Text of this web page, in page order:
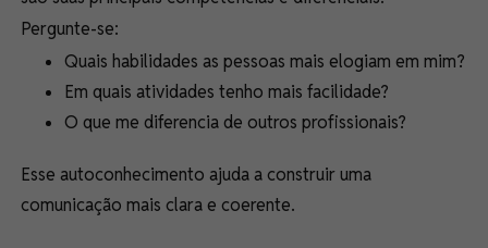
Pergunte-se:
Quais habilidades as pessoas mais elogiam em mim?
Em quais atividades tenho mais facilidade?
O que me diferencia de outros profissionais?
Esse autoconhecimento ajuda a construir uma
comunicação mais clara e coerente.